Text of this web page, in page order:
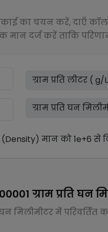
का चयन करें, दाएँ
दर्ज करें ताकि
मान को1e+6 से
ग्राम प्रति घन
घन मिलीमीटरमें